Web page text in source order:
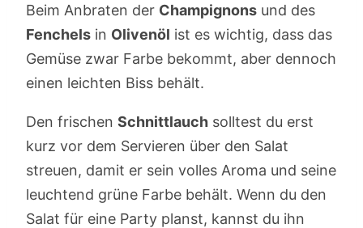
Beim Anbraten der Champignons und des
Fenchels in Olivenöl ist es wichtig, dass das
Gemüse zwar Farbe bekommt, aber dennoch
einen leichten Biss behält.
Den frischen Schnittlauch solltest du erst
kurz vor dem Servieren über den Salat
streuen, damit er sein volles Aroma und seine
leuchtend grüne Farbe behält. Wenn du den
Salat für eine Party planst, kannst du ihn